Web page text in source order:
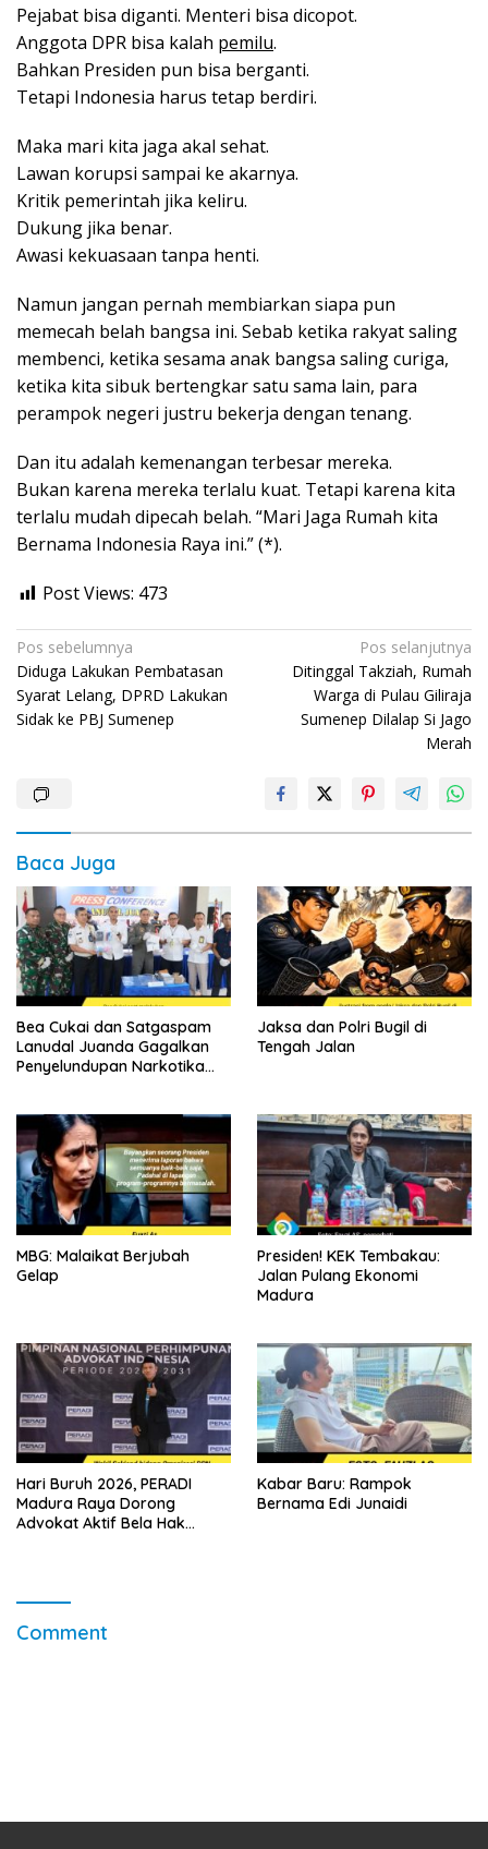
Pejabat bisa diganti. Menteri bisa dicopot.
Anggota DPR bisa kalah pemilu.
Bahkan Presiden pun bisa berganti.
Tetapi Indonesia harus tetap berdiri.
Maka mari kita jaga akal sehat.
Lawan korupsi sampai ke akarnya.
Kritik pemerintah jika keliru.
Dukung jika benar.
Awasi kekuasaan tanpa henti.
Namun jangan pernah membiarkan siapa pun
memecah belah bangsa ini. Sebab ketika rakyat saling
membenci, ketika sesama anak bangsa saling curiga,
ketika kita sibuk bertengkar satu sama lain, para
perampok negeri justru bekerja dengan tenang.
Dan itu adalah kemenangan terbesar mereka.
Bukan karena mereka terlalu kuat. Tetapi karena kita
terlalu mudah dipecah belah. “Mari Jaga Rumah kita
Bernama Indonesia Raya ini.” (*).
Post Views: 473
Navigasi
pos
Pos sebelumnya
Diduga Lakukan Pembatasan
Syarat Lelang, DPRD Lakukan
Sidak ke PBJ Sumenep
Pos selanjutnya
Ditinggal Takziah, Rumah
Warga di Pulau Giliraja
Sumenep Dilalap Si Jago
Merah
Baca Juga
Bea Cukai dan Satgaspam
Lanudal Juanda Gagalkan
Penyelundupan Narkotika
Jaksa dan Polri Bugil di
Tengah Jalan
MBG: Malaikat Berjubah
Gelap
Presiden! KEK Tembakau:
Jalan Pulang Ekonomi
Madura
Hari Buruh 2026, PERADI
Madura Raya Dorong
Advokat Aktif Bela Hak
Kabar Baru: Rampok
Bernama Edi Junaidi
Comment